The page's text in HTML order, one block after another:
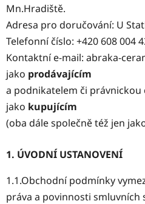
Mn.Hradiště.
Adresa pro doručování: U
Telefonní číslo: +420 608 004
Kontaktní e-mail: abraka-
jako prodávajícím
a podnikatelem či právnickou
jako kupujícím
(oba dále společně též jen
1. ÚVODNÍ USTANOVENÍ
1.1.Obchodní podmínky
práva a povinnosti